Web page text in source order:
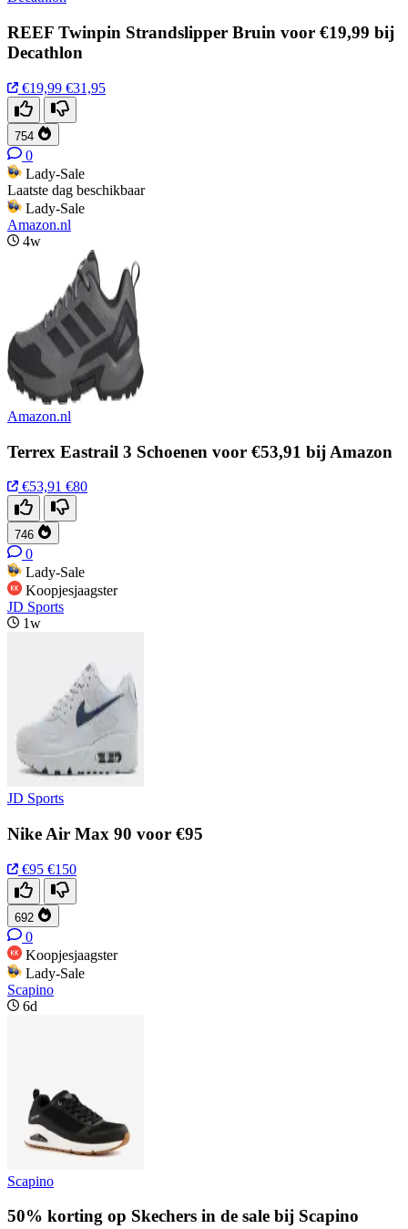
REEF Twinpin Strandslipper Bruin voor €19,99 bij
Decathlon
€19,99 €31,95
754
0
Lady-Sale
Laatste dag beschikbaar
Lady-Sale
Amazon.nl
4w
Amazon.nl
Terrex Eastrail 3 Schoenen voor €53,91 bij Amazon
€53,91 €80
746
0
Lady-Sale
Koopjesjaagster
JD Sports
1w
JD Sports
Nike Air Max 90 voor €95
€95 €150
692
0
Koopjesjaagster
Lady-Sale
Scapino
6d
Scapino
50% korting op Skechers in de sale bij Scapino